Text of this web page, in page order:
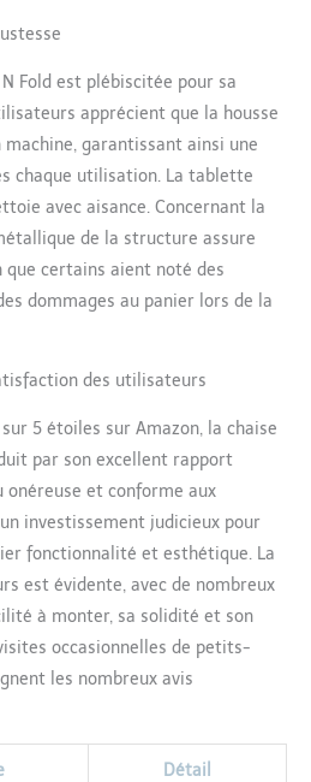
spacieux pour lingettes,
reste à portée de main
pour des repas et
moments de jeu bien
organisés
Fold est plébiscitée pour sa
apprécient que la housse
garantissant ainsi une
chaque utilisation. La tablette
avec aisance. Concernant la
de la structure assure
que certains aient noté des
dommages au panier lors de la
des utilisateurs
5 étoiles sur Amazon, la chaise
par son excellent rapport
et conforme aux
investissement judicieux pour
fonctionnalité et esthétique. La
est évidente, avec de nombreux
à monter, sa solidité et son
occasionnelles de petits-
les nombreux avis
Détail